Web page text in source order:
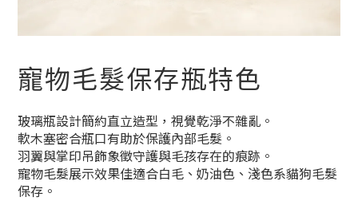
寵物毛髮保存瓶特色
玻璃瓶設計簡約直立造型，視覺乾淨不雜亂。
軟木塞密合瓶口有助於保護內部毛髮。
羽翼與掌印吊飾象徵守護與毛孩存在的痕跡。
寵物毛髮展示效果佳適合白毛、奶油色、淺色系貓狗毛髮
保存。